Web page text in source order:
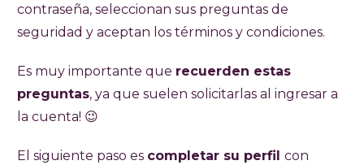
contraseña, seleccionan sus preguntas de
seguridad y aceptan los términos y condiciones.
Es muy importante que recuerden estas
preguntas, ya que suelen solicitarlas al ingresar a
la cuenta! 😉
El siguiente paso es completar su perfil con